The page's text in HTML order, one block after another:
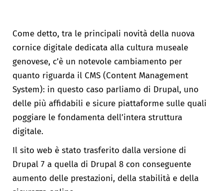
Come detto, tra le principali novità della nuova
cornice digitale dedicata alla cultura museale
genovese, c’è un notevole cambiamento per
quanto riguarda il CMS (Content Management
System): in questo caso parliamo di Drupal, uno
delle più affidabili e sicure piattaforme sulle quali
poggiare le fondamenta dell’intera struttura
digitale.
Il sito web è stato trasferito dalla versione di
Drupal 7 a quella di Drupal 8 con conseguente
aumento delle prestazioni, della stabilità e della